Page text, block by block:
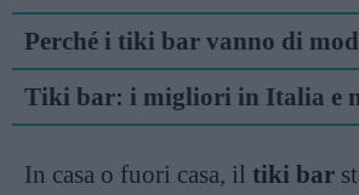
Perché i tiki bar vanno di
Tiki bar: i migliori in Italia e
In casa o fuori casa, il tiki bar